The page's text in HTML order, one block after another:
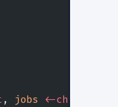
, jobs <-chan